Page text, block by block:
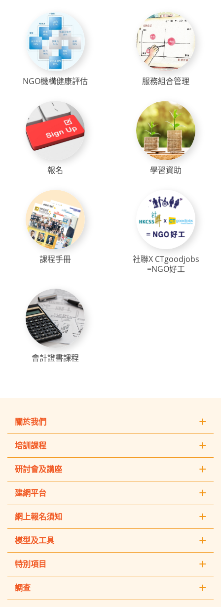
NGO機構健康評估 服務組合管理
報名 學習資助
課程手冊
社聯X CTgoodjobs
=NGO好工
會計證書課程
關於我們
培訓課程
研討會及講座
建網平台
網上報名須知
模型及工具
特別項目
調查